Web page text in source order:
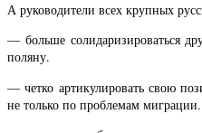
А руководители всех крупных
— больше солидаризироваться
поляну.
— четко артикулировать свою
не только по проблемам миграции.